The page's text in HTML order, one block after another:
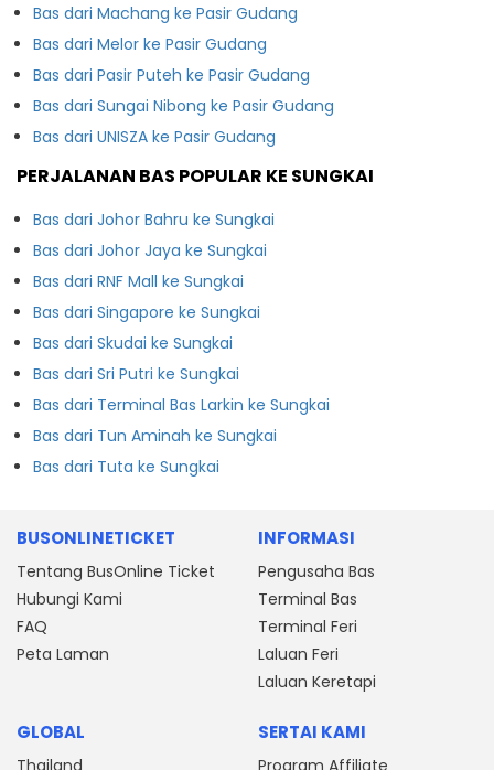
Bas dari Machang ke Pasir Gudang
Bas dari Melor ke Pasir Gudang
Bas dari Pasir Puteh ke Pasir Gudang
Bas dari Sungai Nibong ke Pasir Gudang
Bas dari UNISZA ke Pasir Gudang
PERJALANAN BAS POPULAR KE SUNGKAI
Bas dari Johor Bahru ke Sungkai
Bas dari Johor Jaya ke Sungkai
Bas dari RNF Mall ke Sungkai
Bas dari Singapore ke Sungkai
Bas dari Skudai ke Sungkai
Bas dari Sri Putri ke Sungkai
Bas dari Terminal Bas Larkin ke Sungkai
Bas dari Tun Aminah ke Sungkai
Bas dari Tuta ke Sungkai
BUSONLINETICKET
Tentang BusOnline Ticket
Hubungi Kami
FAQ
Peta Laman
INFORMASI
Pengusaha Bas
Terminal Bas
Terminal Feri
Laluan Feri
Laluan Keretapi
GLOBAL
Thailand
SERTAI KAMI
Program Affiliate